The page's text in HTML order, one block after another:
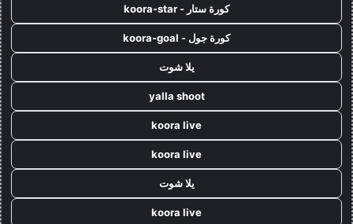
كورة ستار - koora-star
كورة جول - koora-goal
يلا شوت
yalla shoot
koora live
koora live
يلا شوت
koora live